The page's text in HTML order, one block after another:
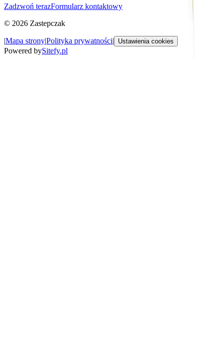
Zadzwoń terazFormularz kontaktowy
© 2026 Zastepczak
|Mapa strony|Polityka prywatności| Ustawienia cookies
Powered bySitefy.pl